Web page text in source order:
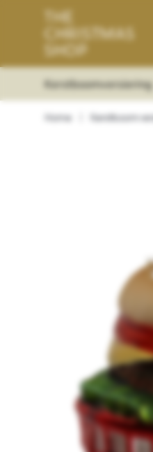
Kerstboomversiering